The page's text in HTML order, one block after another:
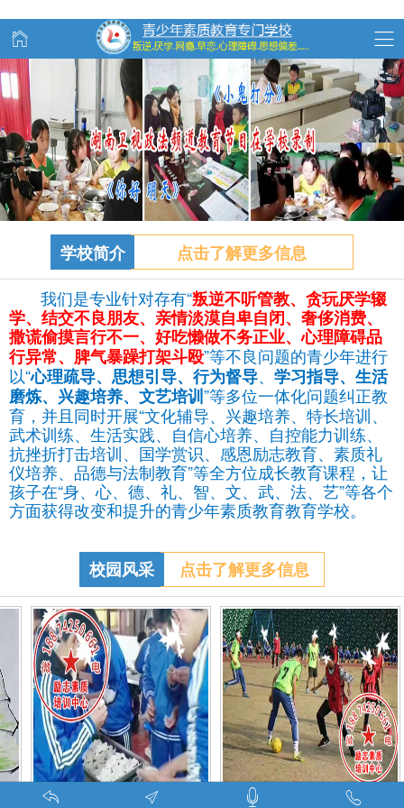
学校简介
点击了解更多信息
我们是专业针对存有“叛逆不听管教、 贪玩厌学辍
学、结交不良朋友、亲情淡漠自卑自闭、奢侈消费、
撒谎偷摸言行不一、好吃懒做不务正业、心理障碍品
行异常、脾气暴躁打架斗殴”等不良问题的青少年进行
以“心理疏导、思想引导、行为督导、 学习指导、生活
磨炼、兴趣培养、文艺培训”等多位一体化问题纠正教
育，并且同时开展“文化辅导、兴趣培养、特长培训、
武术训练、生活实践、自信心培养、自控能力训练、
抗挫折打击培训、国学赏识、感恩励志教育、素质礼
仪培养、品德与法制教育”等全方位成长教育课程，让
孩子在“身、心、德、礼、智、文、武、法、艺”等各个
方面获得改变和提升的青少年素质教育教育学校。
校园风采 点击了解更多信息